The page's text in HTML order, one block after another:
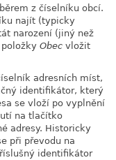
z číselníku obcí.
najít (typicky
narození (jiný než
Obec vložit
adresních míst,
identifikátor, který
se vloží po vyplnění
na tlačítko
adresy. Historicky
při převodu na
identifikátor